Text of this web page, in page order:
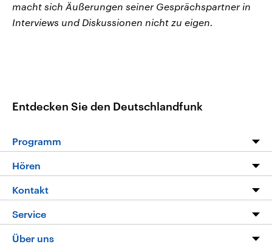
macht sich Äußerungen seiner Gesprächspartner in
Interviews und Diskussionen nicht zu eigen.
Entdecken Sie den Deutschlandfunk
Programm
Programm
Die Nachrichten
Nachrichtenleicht
Neue Beiträge auf dlf.de
Hören
Livestream
Podcasts
Kontakt
Hörerservice
Service
FAQ
Über uns